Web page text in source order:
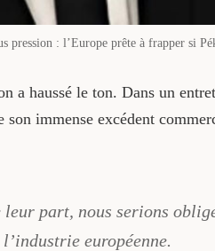
pression : l’Europe prête à frapper si
a haussé le ton. Dans un
immense excédent
part, nous serions
européenne.